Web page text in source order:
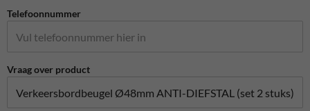
Telefoonnummer
Vraag over product